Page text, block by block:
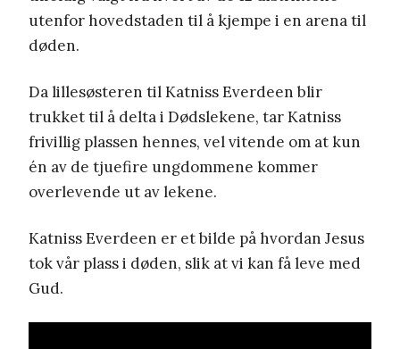
utenfor hovedstaden til å kjempe i en arena til
døden.
Da lillesøsteren til Katniss Everdeen blir
trukket til å delta i Dødslekene, tar Katniss
frivillig plassen hennes, vel vitende om at kun
én av de tjuefire ungdommene kommer
overlevende ut av lekene.
Katniss Everdeen er et bilde på hvordan Jesus
tok vår plass i døden, slik at vi kan få leve med
Gud.